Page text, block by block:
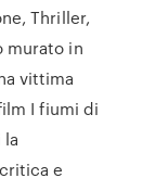
Thriller,
murato in
vittima
I fiumi di
e